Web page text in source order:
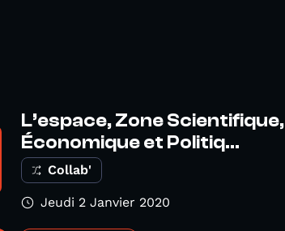
L’espace, Zone Scientifique,
Économique et Politiq...
Collab'
Jeudi 2 Janvier 2020